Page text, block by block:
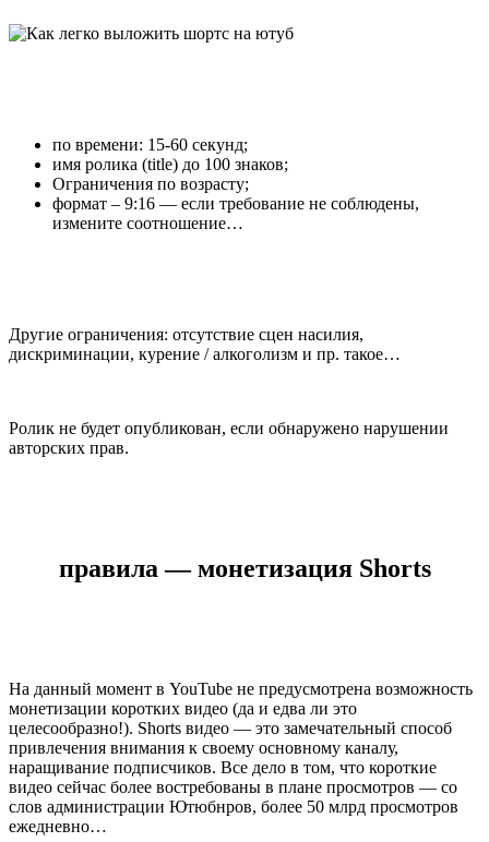
по времени: 15-60 секунд;
имя ролика (title) до 100 знаков;
Ограничения по возрасту;
формат – 9:16 — если требование не соблюдены,
измените соотношение…
Другие ограничения: отсутствие сцен насилия,
дискриминации, курение / алкоголизм и пр. такое…
Ролик не будет опубликован, если обнаружено нарушении
авторских прав.
правила — монетизация Shorts
На данный момент в YouTube не предусмотрена возможность
монетизации коротких видео (да и едва ли это
целесообразно!). Shorts видео — это замечательный способ
привлечения внимания к своему основному каналу,
наращивание подписчиков. Все дело в том, что короткие
видео сейчас более востребованы в плане просмотров — со
слов администрации Ютюбнров, более 50 млрд просмотров
ежедневно…